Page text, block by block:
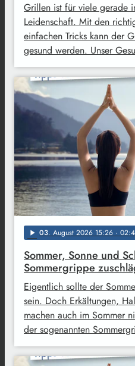
Grillen ist für viele gerade
Leidenschaft. Mit den
einfachen Tricks kann der
gesund werden. Unser
play_arrow 03. August 2026 15:26 ·
Sommer, Sonne und
Sommergrippe
Eigentlich sollte der
sein. Doch Erkältungen,
machen auch im Sommer
der sogenannten